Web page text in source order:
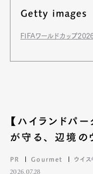
Getty images
FIFAワールドカップ
【ハイランドパ
が守る、 辺境の
PR Gourmet ウイス
2026.07.28